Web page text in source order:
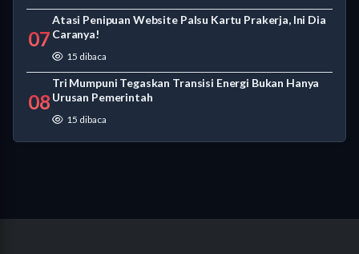
07
Atasi Penipuan Website Palsu Kartu Prakerja, Ini Dia
Caranya!
15 dibaca
08
Tri Mumpuni Tegaskan Transisi Energi Bukan Hanya
Urusan Pemerintah
15 dibaca